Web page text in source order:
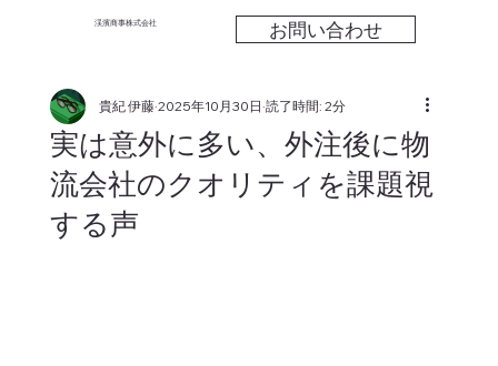
渓濱商事株式会社 お問い合わせ
実は意外に多い、外注後に物
流会社のクオリティを課題視
する声
貴紀 伊藤 2025年10月30日 読了時間: 2分